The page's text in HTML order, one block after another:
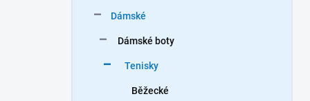
Dámské
Dámské boty
Tenisky
Běžecké